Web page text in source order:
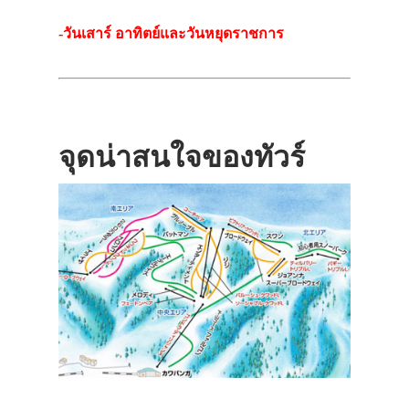
-วันเสาร์ อาทิตย์และวันหยุดราชการ
จุดน่าสนใจของทัวร์